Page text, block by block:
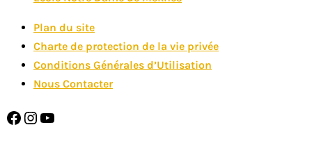
Plan du site
Charte de protection de la vie privée
Conditions Générales d’Utilisation
Nous Contacter
Facebook
Instagram
YouTube